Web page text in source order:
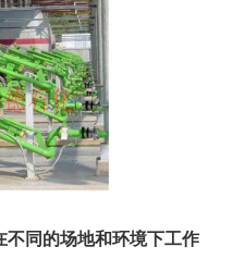
不同的场地和环境下工作